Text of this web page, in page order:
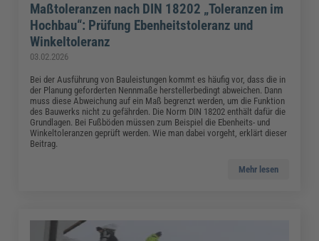
Maßtoleranzen nach DIN 18202 „Toleranzen im
Hochbau“: Prüfung Ebenheitstoleranz und
Winkeltoleranz
03.02.2026
Bei der Ausführung von Bauleistungen kommt es häufig vor, dass die in
der Planung geforderten Nennmaße herstellerbedingt abweichen. Dann
muss diese Abweichung auf ein Maß begrenzt werden, um die Funktion
des Bauwerks nicht zu gefährden. Die Norm DIN 18202 enthält dafür die
Grundlagen. Bei Fußböden müssen zum Beispiel die Ebenheits- und
Winkeltoleranzen geprüft werden. Wie man dabei vorgeht, erklärt dieser
Beitrag.
Mehr lesen